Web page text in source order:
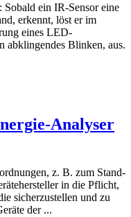
ein IR-Sensor eine
erkennt, löst er im
eines LED-
abklingendes Blinken, aus.
Analyser
z. B. zum Stand-
in die Pflicht,
sicherzustellen und zu
der ...